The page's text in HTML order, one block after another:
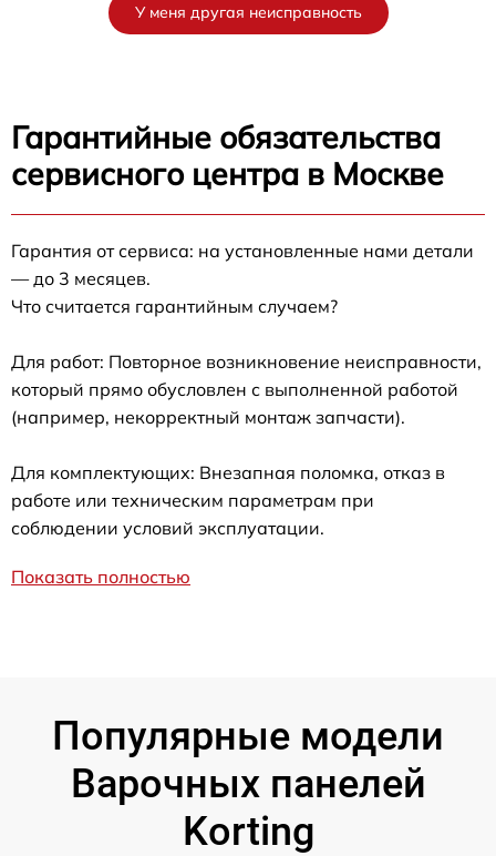
У меня другая неисправность
Гарантийные обязательства
сервисного центра в Москве
Гарантия от сервиса: на установленные нами детали
— до 3 месяцев.
Что считается гарантийным случаем?
Для работ: Повторное возникновение неисправности,
который прямо обусловлен с выполненной работой
(например, некорректный монтаж запчасти).
Для комплектующих: Внезапная поломка, отказ в
работе или техническим параметрам при
соблюдении условий эксплуатации.
Показать полностью
Популярные модели
Варочных панелей
Korting